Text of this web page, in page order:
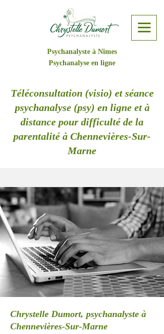
Psychanalyste à Nîmes
Psychanalyse en ligne
Téléconsultation (visio) et séance
psychanalyse (psy) en ligne et à
distance pour difficulté de la
parentalité à Chennevières-Sur-
Marne
Chrystelle Dumort, psychanalyste à
Chennevières-Sur-Marne